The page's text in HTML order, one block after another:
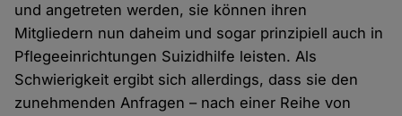
und angetreten werden, sie können ihren
Mitgliedern nun daheim und sogar prinzipiell auch in
Pflegeeinrichtungen Suizidhilfe leisten. Als
Schwierigkeit ergibt sich allerdings, dass sie den
zunehmenden Anfragen – nach einer Reihe von